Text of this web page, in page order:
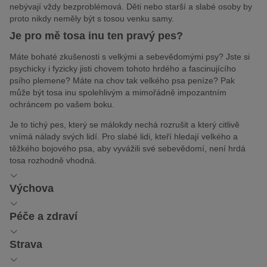
nebývají vždy bezproblémová. Děti nebo starší a slabé osoby by
proto nikdy neměly být s tosou venku samy.
Je pro mě tosa inu ten pravý pes?
Máte bohaté zkušenosti s velkými a sebevědomými psy? Jste si
psychicky i fyzicky jisti chovem tohoto hrdého a fascinujícího
psího plemene? Máte na chov tak velkého psa peníze? Pak
může být tosa inu spolehlivým a mimořádně impozantním
ochráncem po vašem boku.
Je to tichý pes, který se málokdy nechá rozrušit a který citlivě
vnímá nálady svých lidí. Pro slabé lidi, kteří hledají velkého a
těžkého bojového psa, aby vyvážili své sebevědomí, není hrdá
tosa rozhodně vhodná.
Výchova
Výchova: dobrá socializace je
nutností
intenzivní socializace a důsledný výcvik tosy jsou nezbytné.
Péče a zdraví
Péče a zdraví: odolná a nenáročná
na péči
Strava